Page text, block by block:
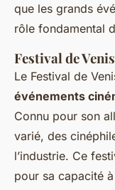
que les grands
rôle fondamental
Festival de
Le Festival de
événements
Connu pour son
varié, des
l’industrie. Ce
pour sa capacité